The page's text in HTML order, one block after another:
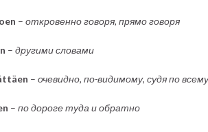
– откровенно говоря, прямо говоря
– другими словами
– очевидно, по-видимому, судя по всему
– по дороге туда и обратно